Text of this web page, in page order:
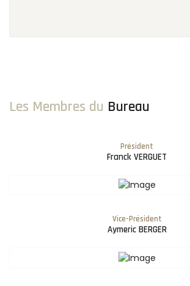
Les Membres du Bureau
Président
Franck VERGUET
Vice-Président
Aymeric BERGER